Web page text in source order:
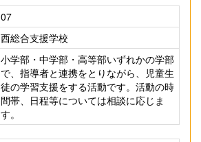
07
西総合支援学校
小学部・中学部・高等部いずれかの学部
で、指導者と連携をとりながら、児童生
徒の学習支援をする活動です。活動の時
間帯、日程等については相談に応じま
す。